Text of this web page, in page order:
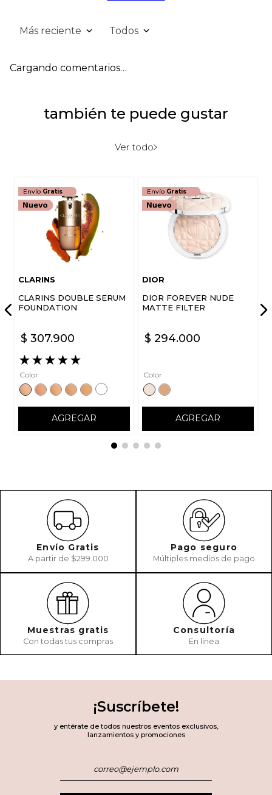
Más reciente Todos
Cargando comentarios…
también te puede gustar
Ver todo
Envío Gratis
CLARINS
CLARINS DOUBLE SERUM
FOUNDATION
$ 307.900
★★★★★
Color
AGREGAR
Envío Gratis
DIOR
DIOR FOREVER NUDE
MATTE FILTER
$ 294.000
Color
AGREGAR
Envío Gratis
A partir de $299.000
Pago seguro
Múltiples medios de pago
Muestras gratis
Con todas tus compras
Consultoría
En línea
¡Suscríbete!
y entérate de todos nuestros eventos exclusivos,
lanzamientos y promociones